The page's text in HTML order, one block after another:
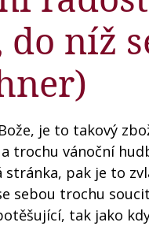
do níž
je to takový
trochu vánoční
pak je to
sebou trochu
tak jako